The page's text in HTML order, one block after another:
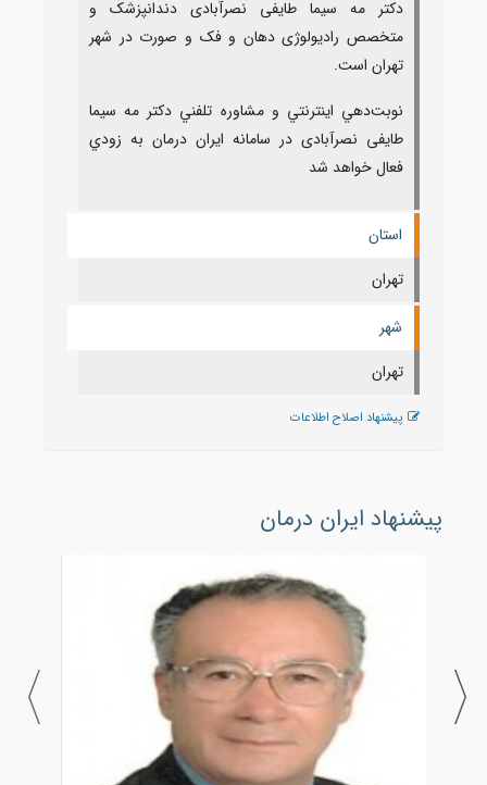
دکتر مه سیما طایفی نصرآبادی دندانپزشک و
متخصص رادیولوژی دهان و فک و صورت در شهر
تهران است.
نوبت‌دهي اينترنتي و مشاوره تلفني دکتر مه سیما
طایفی نصرآبادی در سامانه ايران درمان به زودي
فعال خواهد شد
استان
تهران
شهر
تهران
پیشنهاد اصلاح اطلاعات
پیشنهاد ایران درمان